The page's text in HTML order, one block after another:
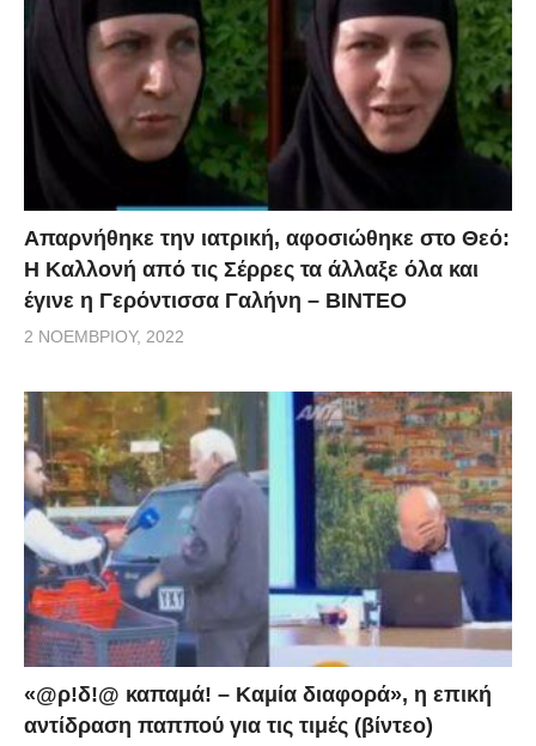
Απαρνήθηκε την ιατρική, αφοσιώθηκε στο Θεό:
Η Καλλονή από τις Σέρρες τα άλλαξε όλα και
έγινε η Γερόντισσα Γαλήνη – ΒΙΝΤΕΟ
2 ΝΟΕΜΒΡΊΟΥ, 2022
«@ρ!δ!@ καπαμά! – Καμία διαφορά», η επική
αντίδραση παππού για τις τιμές (βίντεο)